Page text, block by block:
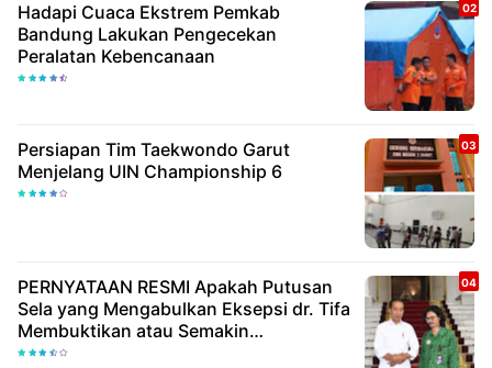
Hadapi Cuaca Ekstrem Pemkab
Bandung Lakukan Pengecekan
Peralatan Kebencanaan
Persiapan Tim Taekwondo Garut
Menjelang UIN Championship 6
PERNYATAAN RESMI Apakah Putusan
Sela yang Mengabulkan Eksepsi dr. Tifa
Membuktikan atau Semakin
Meyakinkan Publik Bahwa Ijazah